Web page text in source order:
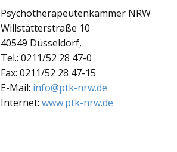
Psychotherapeutenkammer NRW
Willstätterstraße 10
40549 Düsseldorf,
Tel.: 0211/52 28 47-0
Fax: 0211/52 28 47-15
E-Mail: info@ptk-nrw.de
Internet: www.ptk-nrw.de